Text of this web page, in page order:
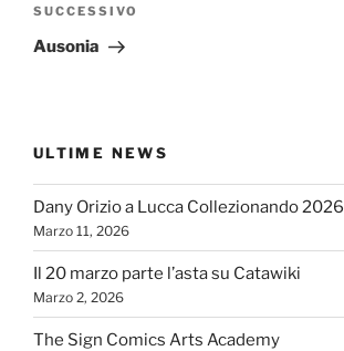
Articolo
successivo
SUCCESSIVO
Ausonia
ULTIME NEWS
Dany Orizio a Lucca Collezionando 2026
Marzo 11, 2026
Il 20 marzo parte l’asta su Catawiki
Marzo 2, 2026
The Sign Comics Arts Academy